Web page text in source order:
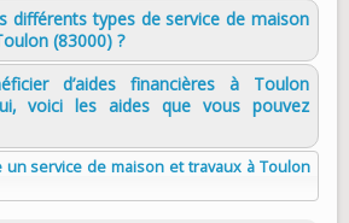
différents types de service de maison
(83000) ?
d’aides financières à Toulon
voici les aides que vous pouvez
un service de maison et travaux à Toulon